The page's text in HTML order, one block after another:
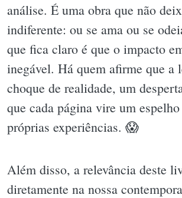
análise. É uma obra que não
indiferente: ou se ama ou se
que fica claro é que o impacto
inegável. Há quem afirme que a
choque de realidade, um
que cada página vire um espelho
próprias experiências. 😱
Além disso, a relevância deste
diretamente na nossa